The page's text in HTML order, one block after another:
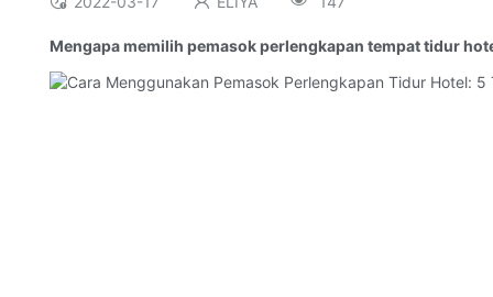
Mengapa memilih pemasok perlengkapan tempat tidur